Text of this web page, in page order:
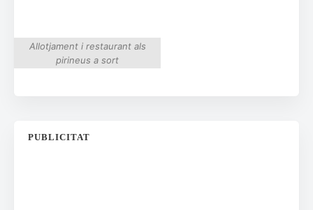
Allotjament i restaurant als
pirineus a sort
PUBLICITAT